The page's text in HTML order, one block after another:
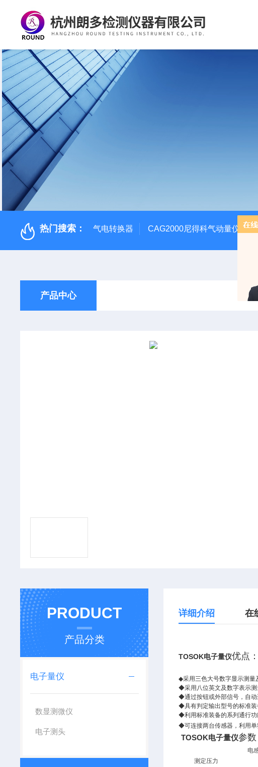
热门搜索： 气电转换器 CAG2000尼得科气动量仪
产品中心
PRODUCT
产品分类
电子量仪
数显测微仪
电子测头
详细介绍 在
TOSOK电子量仪优点：
◆采用三色大号数字显示测量
◆采用八位英文及数字表示
◆通过按钮或外部信号，自
◆具有判定输出型号的标准
◆利用标准装备的系列通行
◆可连接两台传感器，利用
TOSOK电子量仪参数
电
测定压力